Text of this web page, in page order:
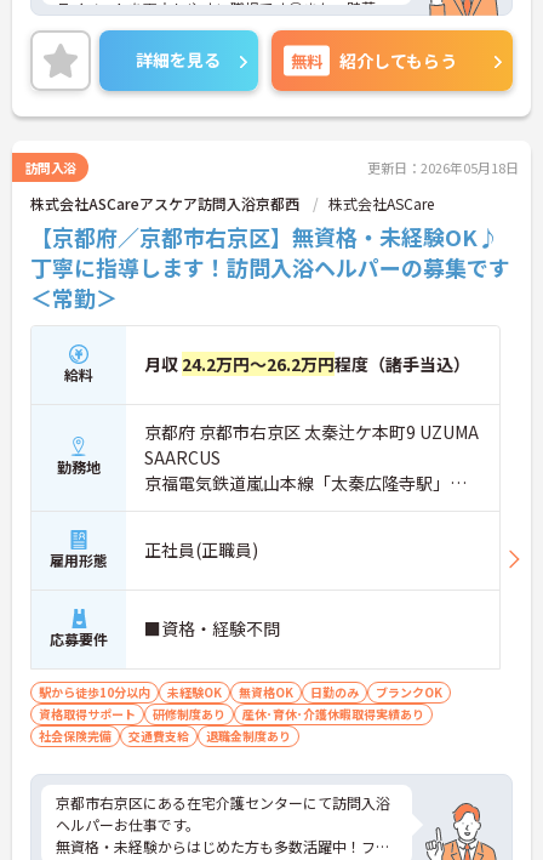
ライベートを両立しやすい職場です◎また、貯蓄・
資産形成や暮らしに関する福利厚生が充実！安心し
て長く働きやすい環境が整っています♪各種研修制
度や資格取得支援制度はもちろん、年1回のキャリ
アチャレンジ制度もあり、働きながらスキルアップ
を目指せる職場です！ご興味のある方は面接ポイン
詳細を見る 無料 紹介してもらう
訪問入浴 更新日：2026年05月18日
株式会社ASCareアスケア訪問入浴京都西 株式会社ASCare
【京都府／京都市右京区】無資格・未経験OK♪
丁寧に指導します！訪問入浴ヘルパーの募集です
＜常勤＞
給料 月収 24.2万円～26.2万円程度（諸手当込）
勤務地
京都府 京都市右京区 太秦辻ケ本町9 UZUMA
SAARCUS
京福電気鉄道嵐山本線「太秦広隆寺駅」徒
歩6分
雇用形態 正社員(正職員)
応募要件 ■資格・経験不問
駅から徒歩10分以内 未経験OK 無資格OK 日勤のみ
ブランクOK
資格取得サポート
研修制度あり
産休･育休･介護休暇取得実績あり
社会保険完備
交通費支給 退職金制度あり
京都市右京区にある在宅介護センターにて訪問入浴
ヘルパーお仕事です。
無資格・未経験からはじめた方も多数活躍中！フォ